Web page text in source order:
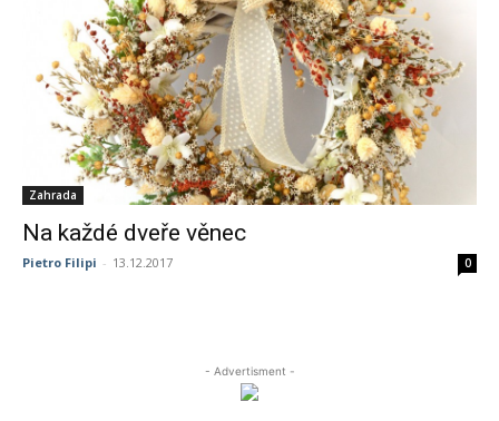
Zahrada
Na každé dveře věnec
Pietro Filipi - 13.12.2017 0
- Advertisment -